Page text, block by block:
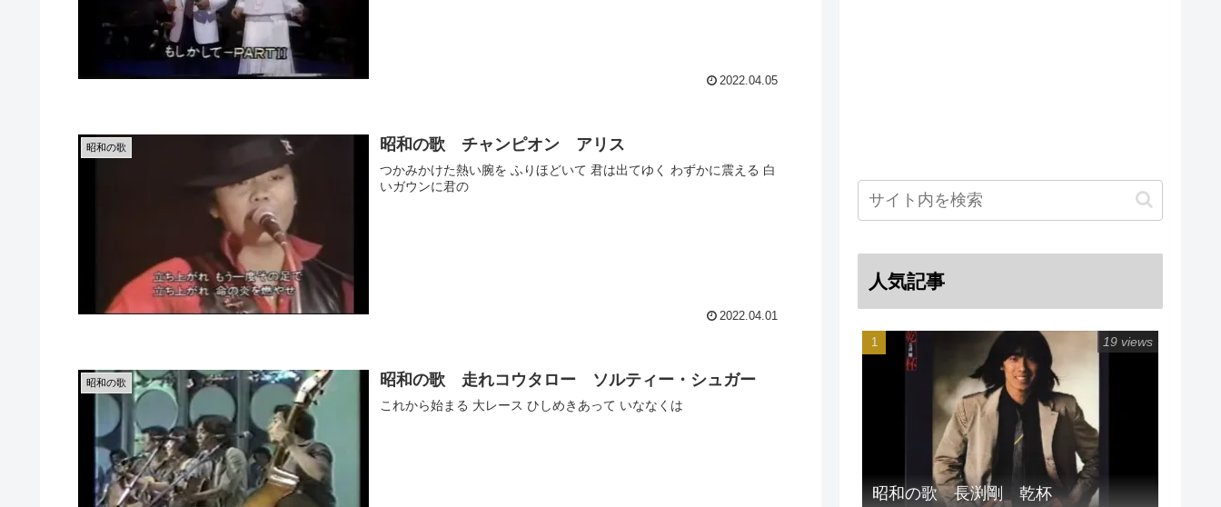
2022.04.05
昭和の歌 昭和の歌 チャンピオン アリス
つかみかけた熱い腕を ふりほどいて 君は出てゆく わずかに震える 白
いガウンに君の
2022.04.01
昭和の歌 昭和の歌 走れコウタロー ソルティー・シュガー
これから始まる 大レース ひしめきあって いななくは
人気記事
昭和の歌 長渕剛 乾杯
19 views